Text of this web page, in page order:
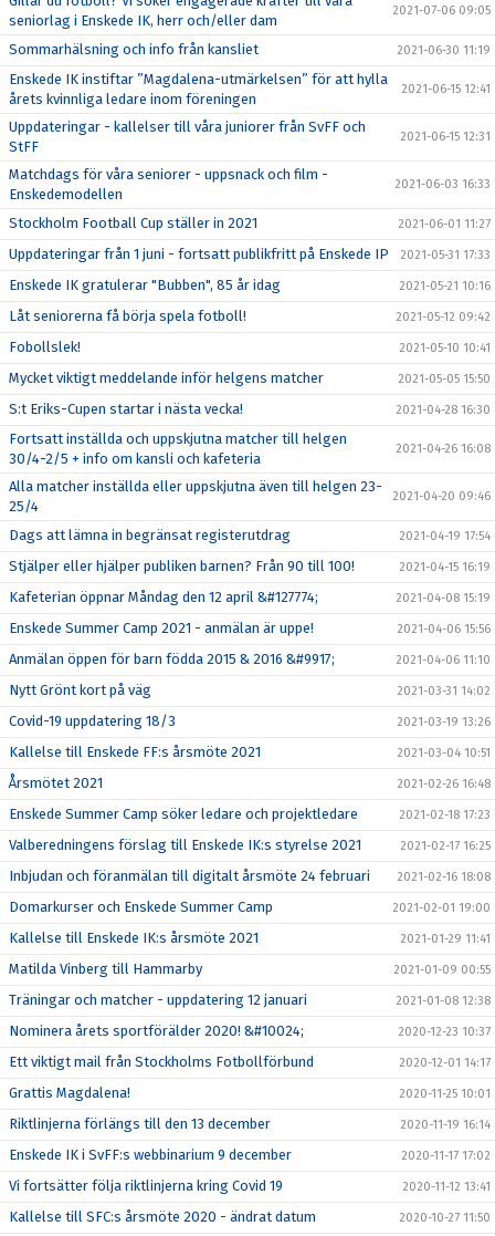
seniorlag i Enskede IK, herr och/eller dam
2021-07-06 09:05
Sommarhälsning och info från kansliet 2021-06-30 11:19
Enskede IK instiftar ”Magdalena-utmärkelsen” för att hylla
årets kvinnliga ledare inom föreningen
2021-06-15 12:41
Uppdateringar - kallelser till våra juniorer från SvFF och
StFF
2021-06-15 12:31
Matchdags för våra seniorer - uppsnack och film -
Enskedemodellen
2021-06-03 16:33
Stockholm Football Cup ställer in 2021 2021-06-01 11:27
Uppdateringar från 1 juni - fortsatt publikfritt på Enskede IP 2021-05-31 17:33
Enskede IK gratulerar "Bubben", 85 år idag 2021-05-21 10:16
Låt seniorerna få börja spela fotboll! 2021-05-12 09:42
Fobollslek! 2021-05-10 10:41
Mycket viktigt meddelande inför helgens matcher 2021-05-05 15:50
S:t Eriks-Cupen startar i nästa vecka! 2021-04-28 16:30
Fortsatt inställda och uppskjutna matcher till helgen
30/4-2/5 + info om kansli och kafeteria
2021-04-26 16:08
Alla matcher inställda eller uppskjutna även till helgen 23-
25/4
2021-04-20 09:46
Dags att lämna in begränsat registerutdrag 2021-04-19 17:54
Stjälper eller hjälper publiken barnen? Från 90 till 100! 2021-04-15 16:19
Kafeterian öppnar Måndag den 12 april &#127774; 2021-04-08 15:19
Enskede Summer Camp 2021 - anmälan är uppe! 2021-04-06 15:56
Anmälan öppen för barn födda 2015 & 2016 &#9917; 2021-04-06 11:10
Nytt Grönt kort på väg 2021-03-31 14:02
Covid-19 uppdatering 18/3 2021-03-19 13:26
Kallelse till Enskede FF:s årsmöte 2021 2021-03-04 10:51
Årsmötet 2021 2021-02-26 16:48
Enskede Summer Camp söker ledare och projektledare 2021-02-18 17:23
Valberedningens förslag till Enskede IK:s styrelse 2021 2021-02-17 16:25
Inbjudan och föranmälan till digitalt årsmöte 24 februari 2021-02-16 18:08
Domarkurser och Enskede Summer Camp 2021-02-01 19:00
Kallelse till Enskede IK:s årsmöte 2021 2021-01-29 11:41
Matilda Vinberg till Hammarby 2021-01-09 00:55
Träningar och matcher - uppdatering 12 januari 2021-01-08 12:38
Nominera årets sportförälder 2020! &#10024; 2020-12-23 10:37
Ett viktigt mail från Stockholms Fotbollförbund 2020-12-01 14:17
Grattis Magdalena! 2020-11-25 10:01
Riktlinjerna förlängs till den 13 december 2020-11-19 16:14
Enskede IK i SvFF:s webbinarium 9 december 2020-11-17 17:02
Vi fortsätter följa riktlinjerna kring Covid 19 2020-11-12 13:41
Kallelse till SFC:s årsmöte 2020 - ändrat datum 2020-10-27 11:50